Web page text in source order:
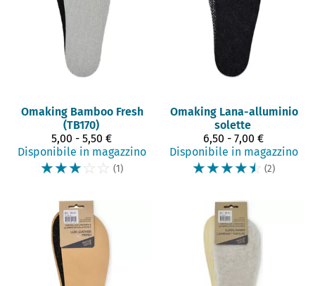
Omaking Bamboo Fresh
(TB170)
5,00 - 5,50 €
Disponibile in magazzino
☆☆☆☆ ☆ (1)
Omaking Lana-alluminio
solette
6,50 - 7,00 €
Disponibile in magazzino
☆☆☆☆☆ (2)